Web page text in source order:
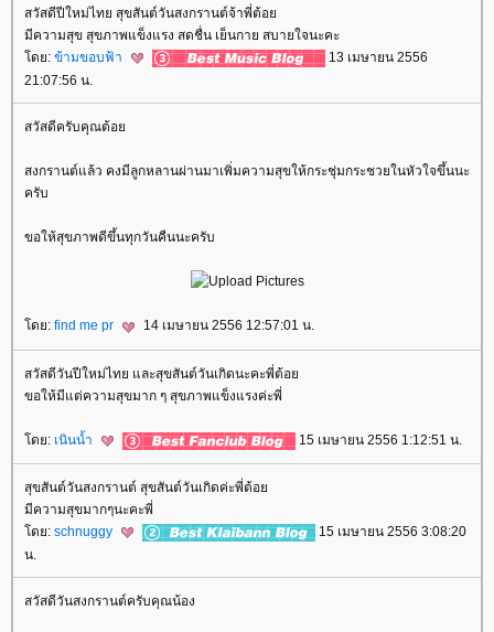
สวัสดีปีใหม่ไทย สุขสันต์วันสงกรานต์จ้าพี่ต้อ
มีความสุข สุขภาพแข็งแรง สดชื่น เย็นกาย สบายใจนะคะ
ดย: ข้ามขอบฟ้า
13 เมษายน 2556
21:07:56 น.
สวัสดีครับคุณต้อ
สงกรานต์แล้ว คงมีลูกหลานผ่านมาเพิ่มความสุขให้กระชุ่มกระชวยในหัวใจขึ้นนะ
ครับ
ขอให้สุขภาพดีขึ้นทุกวันคืนนะครับ
ดย: find me pr 14 เมษายน 2556 12:57:01 น.
สวัสดีวันปีใหม่ไทย และสุขสันต์วันเกิดนะคะพี่ต้อ
ขอให้มีแต่ความสุขมาก ๆ สุขภาพแข็งแรงค่ะพี่
ดย: เนินน้ำ 15 เมษายน 2556 1:12:51 น.
สุขสันต์วันสงกรานต์ สุขสันต์วันเกิดค่ะพี่ต้อ
มีความสุขมากๆนะคะพี่
ดย: schnuggy
15 เมษายน 2556 3:08:20
น.
สวัสดีวันสงกรานต์ครับคุณน้อง